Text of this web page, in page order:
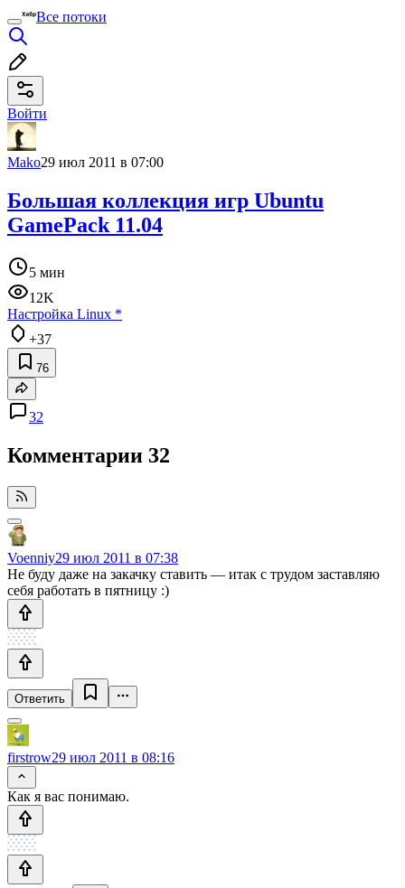
Все потоки
Войти
Mako29 июл 2011 в 07:00
Большая коллекция игр Ubuntu
GamePack 11.04
5 мин
12K
Настройка Linux *
+37
76
32
Комментарии 32
Voenniy29 июл 2011 в 07:38
Не буду даже на закачку ставить — итак с трудом заставляю
себя работать в пятницу :)
Ответить
firstrow29 июл 2011 в 08:16
Как я вас понимаю.